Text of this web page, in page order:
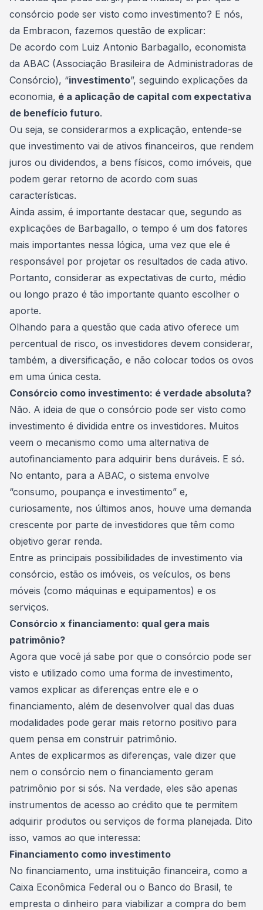
consórcio pode ser visto como investimento? E nós,
da Embracon, fazemos questão de explicar:
De acordo com Luiz Antonio Barbagallo, economista
da ABAC (Associação Brasileira de Administradoras de
Consórcio), “investimento”, seguindo explicações da
economia, é a aplicação de capital com expectativa
de benefício futuro.
Ou seja, se considerarmos a explicação, entende-se
que investimento vai de ativos financeiros, que rendem
juros ou dividendos, a bens físicos, como imóveis, que
podem gerar retorno de acordo com suas
características.
Ainda assim, é importante destacar que, segundo as
explicações de Barbagallo, o tempo é um dos fatores
mais importantes nessa lógica, uma vez que ele é
responsável por projetar os resultados de cada ativo.
Portanto, considerar as expectativas de curto, médio
ou longo prazo é tão importante quanto escolher o
aporte.
Olhando para a questão que cada ativo oferece um
percentual de risco, os investidores devem considerar,
também, a diversificação, e não colocar todos os ovos
em uma única cesta.
Consórcio como investimento: é verdade absoluta?
Não. A ideia de que o consórcio pode ser visto como
investimento é dividida entre os investidores. Muitos
veem o mecanismo como uma alternativa de
autofinanciamento para adquirir bens duráveis. E só.
No entanto, para a ABAC, o sistema envolve
“consumo, poupança e investimento” e,
curiosamente, nos últimos anos, houve uma demanda
crescente por parte de investidores que têm como
objetivo gerar renda.
Entre as principais possibilidades de investimento via
consórcio, estão os imóveis, os veículos, os bens
móveis (como máquinas e equipamentos) e os
serviços.
Consórcio x financiamento: qual gera mais
patrimônio?
Agora que você já sabe por que o consórcio pode ser
visto e utilizado como uma forma de investimento,
vamos explicar as diferenças entre ele e o
financiamento, além de desenvolver qual das duas
modalidades pode gerar mais retorno positivo para
quem pensa em construir patrimônio.
Antes de explicarmos as diferenças, vale dizer que
nem o consórcio nem o financiamento geram
patrimônio por si sós. Na verdade, eles são apenas
instrumentos de acesso ao crédito que te permitem
adquirir produtos ou serviços de forma planejada. Dito
isso, vamos ao que interessa:
Financiamento como investimento
No financiamento, uma instituição financeira, como a
Caixa Econômica Federal ou o Banco do Brasil, te
empresta o dinheiro para viabilizar a compra do bem